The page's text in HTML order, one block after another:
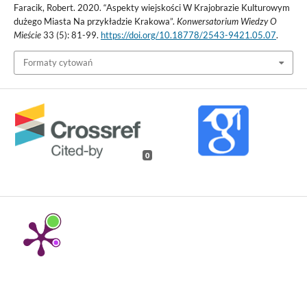
Faracik, Robert. 2020. “Aspekty wiejskości W Krajobrazie Kulturowym
dużego Miasta Na przykładzie Krakowa”. Konwersatorium Wiedzy O
Mieście33 (5): 81-99. https://doi.org/10.18778/2543-9421.05.07.
Formaty cytowań
0